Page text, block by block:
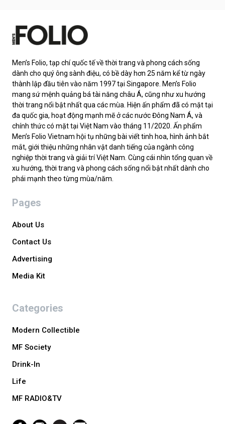
Men’s Folio, tạp chí quốc tế về thời trang và phong cách sống
dành cho quý ông sành điệu, có bề dày hơn 25 năm kể từ ngày
thành lập đầu tiên vào năm 1997 tại Singapore. Men’s Folio
mang sứ mệnh quảng bá tài năng châu Á, cũng như xu hướng
thời trang nổi bật nhất qua các mùa. Hiện ấn phẩm đã có mặt tại
đa quốc gia, hoạt động mạnh mẽ ở các nước Đông Nam Á, và
chính thức có mặt tại Việt Nam vào tháng 11/2020. Ấn phẩm
Men’s Folio Vietnam hội tụ những bài viết tinh hoa, hình ảnh bắt
mắt, giới thiệu những nhân vật danh tiếng của ngành công
nghiệp thời trang và giải trí Việt Nam. Cùng cái nhìn tổng quan về
xu hướng, thời trang và phong cách sống nổi bật nhất dành cho
phái mạnh theo từng mùa/năm.
Pages
About Us
Contact Us
Advertising
Media Kit
Categories
Modern Collectible
MF Society
Drink-In
Life
MF RADIO&TV